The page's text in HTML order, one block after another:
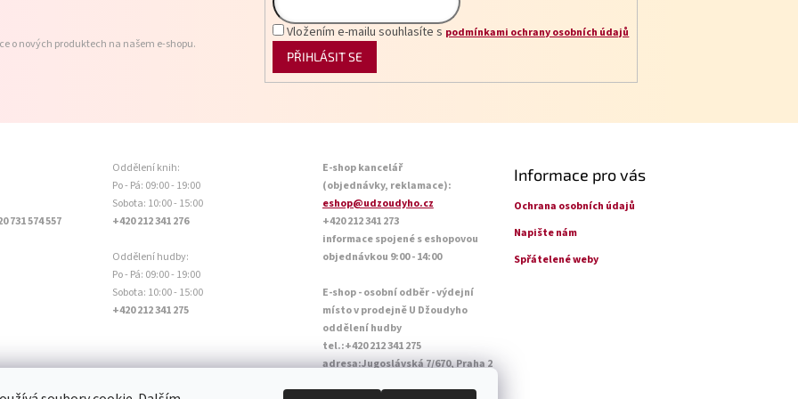
o nových produktech na našem e-shopu.
Vložením e-mailu souhlasíte s podmínkami ochrany osobních údajů
PŘIHLÁSIT SE
731 574 557
Oddělení knih:
Po - Pá: 09:00 - 19:00
Sobota: 10:00 - 15:00
+420 212 341 276
Oddělení hudby:
Po - Pá: 09:00 - 19:00
Sobota: 10:00 - 15:00
+420 212 341 275
E-shop kancelář
(objednávky, reklamace):
eshop@udzoudyho.cz
+420 212 341 273
informace spojené s eshopovou
objednávkou 9:00 - 14:00
E-shop - osobní odběr - výdejní
místo v prodejně U Džoudyho
oddělení hudby
tel.:+420 212 341 275
adresa:Jugoslávská 7/670, Praha 2
Informace pro vás
Ochrana osobních údajů
Napište nám
Spřátelené weby